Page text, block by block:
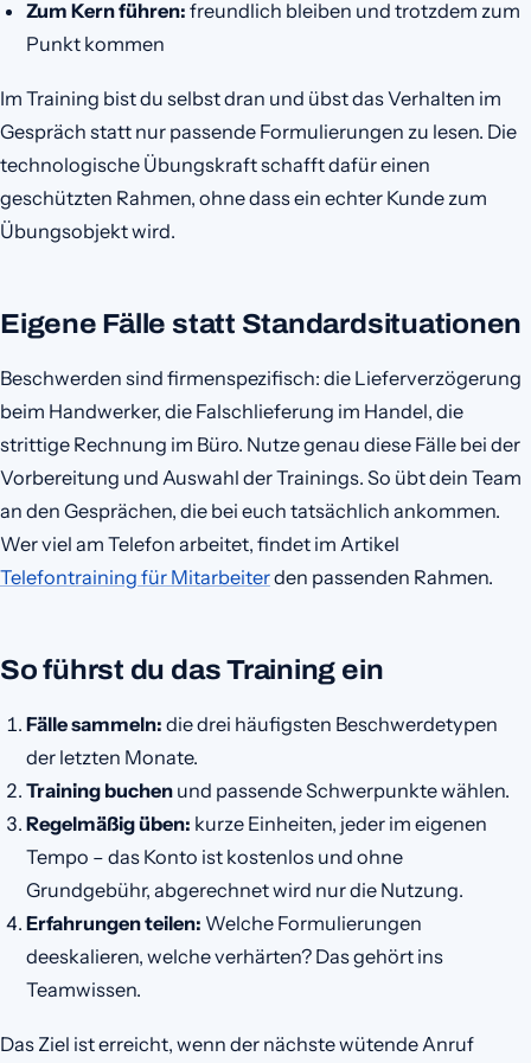
Zum Kern führen: freundlich bleiben und trotzdem zum
Punkt kommen
Im Training bist du selbst dran und übst das Verhalten im
Gespräch statt nur passende Formulierungen zu lesen. Die
technologische Übungskraft schafft dafür einen
geschützten Rahmen, ohne dass ein echter Kunde zum
Übungsobjekt wird.
Eigene Fälle statt Standardsituationen
Beschwerden sind firmenspezifisch: die Lieferverzögerung
beim Handwerker, die Falschlieferung im Handel, die
strittige Rechnung im Büro. Nutze genau diese Fälle bei der
Vorbereitung und Auswahl der Trainings. So übt dein Team
an den Gesprächen, die bei euch tatsächlich ankommen.
Wer viel am Telefon arbeitet, findet im Artikel
Telefontraining für Mitarbeiterden passenden Rahmen.
So führst du das Training ein
Fälle sammeln: die drei häufigsten Beschwerdetypen
der letzten Monate.
Training buchen und passende Schwerpunkte wählen.
Regelmäßig üben: kurze Einheiten, jeder im eigenen
Tempo – das Konto ist kostenlos und ohne
Grundgebühr, abgerechnet wird nur die Nutzung.
Erfahrungen teilen: Welche Formulierungen
deeskalieren, welche verhärten? Das gehört ins
Teamwissen.
Das Ziel ist erreicht, wenn der nächste wütende Anruf